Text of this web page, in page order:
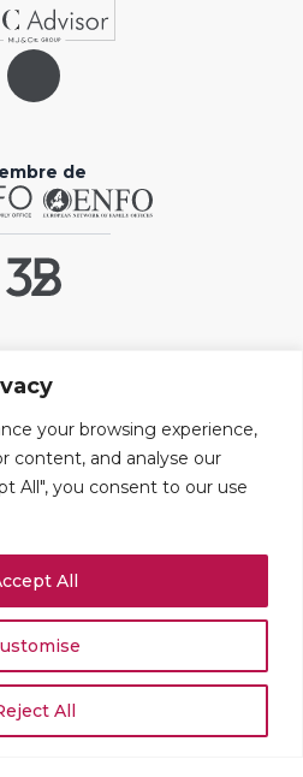
your browsing experience,
content, and analyse our
All", you consent to our use
All
All
de
utiles
Contact
légales
les cookies
Haussmann
PARIS
du Stand 51
GENÈVE
519 02 54